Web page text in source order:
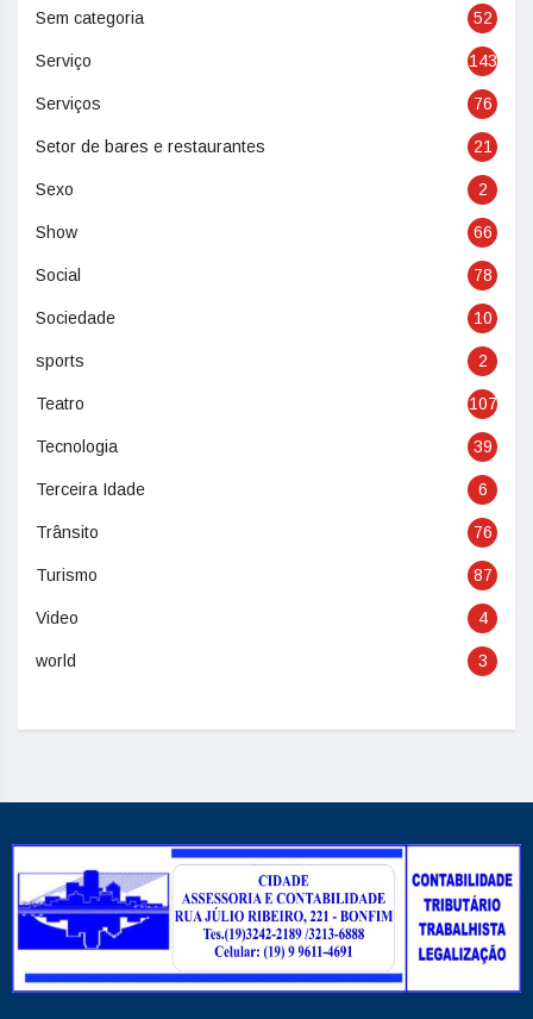
Sem categoria 52
Serviço 143
Serviços 76
Setor de bares e restaurantes 21
Sexo 2
Show 66
Social 78
Sociedade 10
sports 2
Teatro 107
Tecnologia 39
Terceira Idade 6
Trânsito 76
Turismo 87
Video 4
world 3